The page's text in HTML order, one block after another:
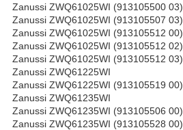
Zanussi ZWQ61025WI (913105500 03)
Zanussi ZWQ61025WI (913105507 03)
Zanussi ZWQ61025WI (913105512 00)
Zanussi ZWQ61025WI (913105512 02)
Zanussi ZWQ61025WI (913105512 03)
Zanussi ZWQ61225WI
Zanussi ZWQ61225WI (913105519 00)
Zanussi ZWQ61235WI
Zanussi ZWQ61235WI (913105506 00)
Zanussi ZWQ61235WI (913105528 00)